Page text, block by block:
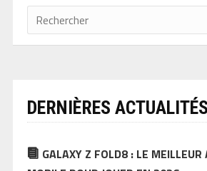
DERNIÈRES ACTUALITÉS
GALAXY Z FOLD8 : LE MEILLEUR